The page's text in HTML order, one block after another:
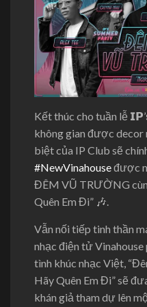
Kết thúc cho tuần lễ
không gian được decor
biệt của IP Club sẽ
#NewVinahouseđược
ĐÊM VŨ TRƯỜNG
Quên Em Đi” 🎶.
Vẫn nối tiếp tinh thần
nhạc điện tử
tình khúc nhạc Việt,
Hãy Quên Em Đi” sẽ
khán giả tham dự lên